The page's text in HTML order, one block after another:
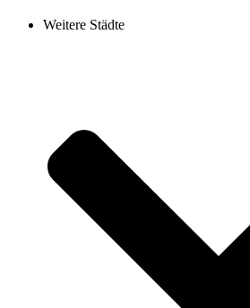
Weitere Städte